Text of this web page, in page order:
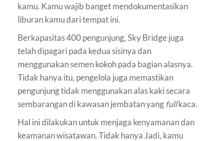
kamu. Kamu wajib banget mendokumentasikan
liburan kamu dari tempat ini.
Berkapasitas 400 pengunjung, Sky Bridge juga
telah dipagari pada kedua sisinya dan
menggunakan semen kokoh pada bagian alasnya.
Tidak hanya itu, pengelola juga memastikan
pengunjung tidak menggunakan alas kaki secara
sembarangan di kawasan jembatan yang fullkaca.
Hal ini dilakukan untuk menjaga kenyamanan dan
keamanan wisatawan. Tidak hanya Jadi, kamu